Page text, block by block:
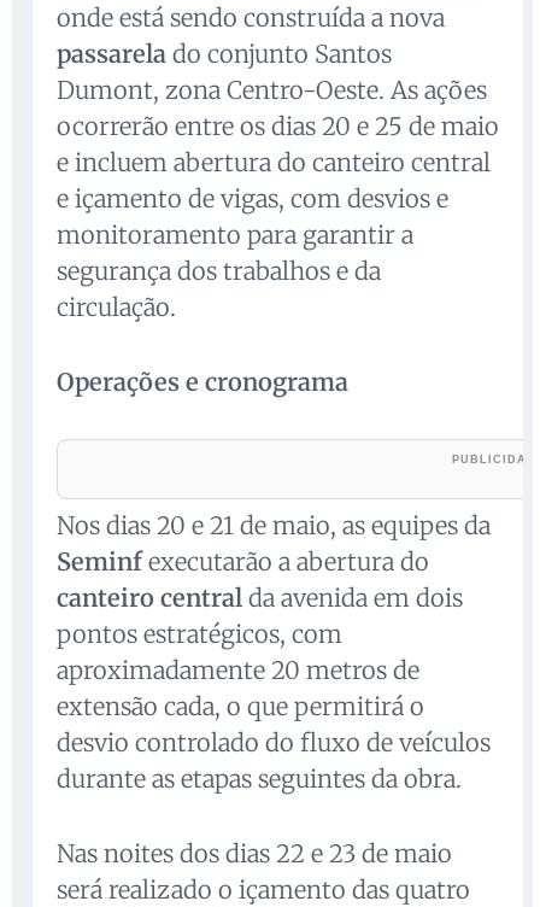
onde está sendo construída a nova
passarela do conjunto Santos
Dumont, zona Centro-Oeste. As ações
ocorrerão entre os dias 20 e 25 de maio
e incluem abertura do canteiro central
e içamento de vigas, com desvios e
monitoramento para garantir a
segurança dos trabalhos e da
circulação.
Operações e cronograma
Nos dias 20 e 21 de maio, as equipes da
Seminfexecutarão a abertura do
canteiro central da avenida em dois
pontos estratégicos, com
aproximadamente 20 metros de
extensão cada, o que permitirá o
desvio controlado do fluxo de veículos
durante as etapas seguintes da obra.
Nas noites dos dias 22 e 23 de maio
será realizado o içamento das quatro